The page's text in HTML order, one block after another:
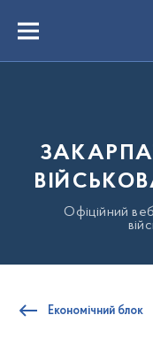
вмістуMenu
Офіційний
Економічний блок